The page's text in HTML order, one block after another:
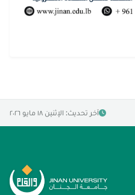
آخر تحديث: الإثنين ١٨ مايو ٢٠٢٦